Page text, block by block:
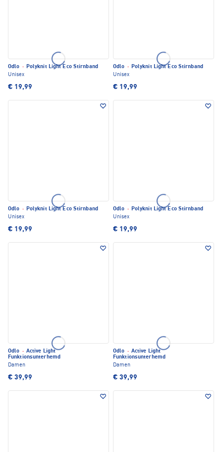
Odlo · Polyknit Light Eco Stirnband
Unisex
€ 19,99
Odlo · Polyknit Light Eco Stirnband
Unisex
€ 19,99
Odlo · Polyknit Light Eco Stirnband
Unisex
€ 19,99
Odlo · Polyknit Light Eco Stirnband
Unisex
€ 19,99
Odlo · Active Light
Funktionsunterhemd
Damen
€ 39,99
Odlo · Active Light
Funktionsunterhemd
Damen
€ 39,99